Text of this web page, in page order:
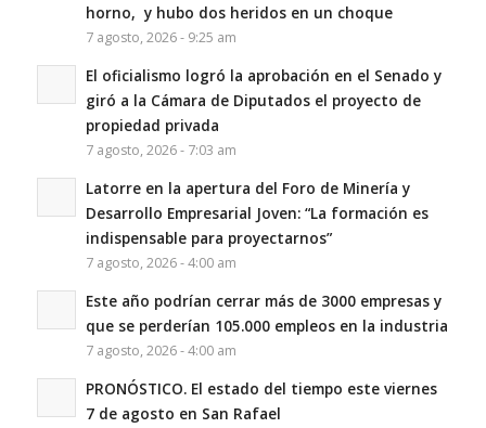
horno, y hubo dos heridos en un choque
7 agosto, 2026 - 9:25 am
El oficialismo logró la aprobación en el Senado y
giró a la Cámara de Diputados el proyecto de
propiedad privada
7 agosto, 2026 - 7:03 am
Latorre en la apertura del Foro de Minería y
Desarrollo Empresarial Joven: “La formación es
indispensable para proyectarnos”
7 agosto, 2026 - 4:00 am
Este año podrían cerrar más de 3000 empresas y
que se perderían 105.000 empleos en la industria
7 agosto, 2026 - 4:00 am
PRONÓSTICO. El estado del tiempo este viernes
7 de agosto en San Rafael